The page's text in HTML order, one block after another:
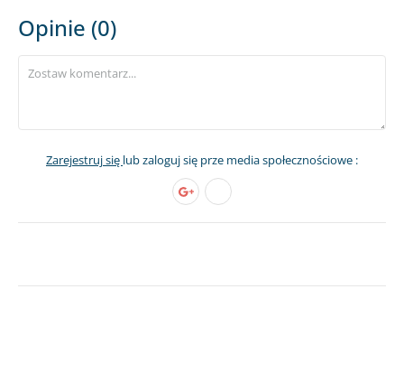
Opinie (0)
Zarejestruj się lub zaloguj się prze media społecznościowe :